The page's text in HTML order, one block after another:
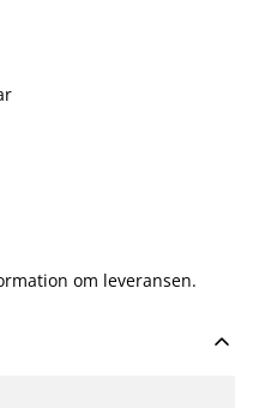
om leveransen.